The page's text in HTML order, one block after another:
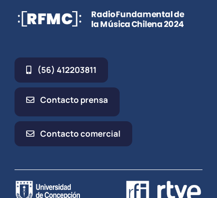
(56) 412203811
Contacto prensa
Contacto comercial